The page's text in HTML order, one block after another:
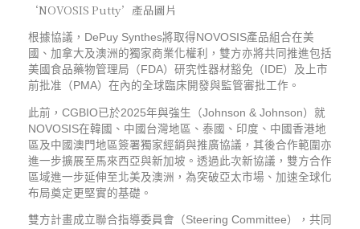
‘NOVOSIS Putty’產品圖片
根據協議，DePuy Synthes將取得NOVOSIS產品組合在美
國、加拿大及澳洲的獨家商業化權利，雙方亦將共同推進包括
美國食品藥物管理局（FDA）研究性器材豁免（IDE）及上市
前批准（PMA）在內的全球臨床開發與監管審批工作。
此前，CGBIO已於2025年與強生（Johnson & Johnson）就
NOVOSIS在韓國、 中國台灣地區 、泰國、印度、 中國香港地
區 及中國 澳門地區簽署獨家經銷與推廣協議，其後合作範圍亦
進一步擴展至馬來西亞與新加坡。透過此次新協議，雙方合作
區域進一步延伸至北美及澳洲，為突破亞太市場、加速全球化
布局奠定更堅實的基礎。
雙方計畫成立聯合指導委員會（Steering Committee），共同